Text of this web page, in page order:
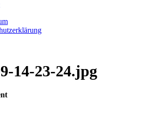
14-23-24.jpg